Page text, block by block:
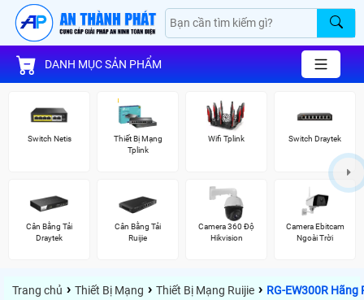
DANH MỤC SẢN PHẨM
Switch Netis
Thiết Bị Mạng
Tplink
Wifi Tplink Switch Draytek
Cân Bằng Tải
Draytek
Cân Bằng Tải
Ruijie
Camera 360 Độ
Hikvision
Camera Ebitcam
Ngoài Trời
Trang chủ › Thiết Bị Mạng › Thiết Bị Mạng Ruijie › RG-EW300R Hãng